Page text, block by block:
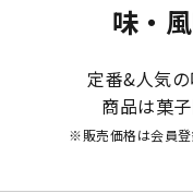
味・
定番&人気の
商品は菓
※販売価格は会員登